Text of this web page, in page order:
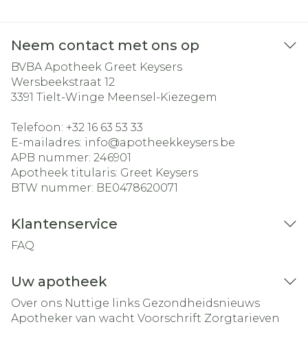
Neem contact met ons op
BVBA Apotheek Greet Keysers
Wersbeekstraat 12
3391 Tielt-Winge Meensel-Kiezegem
Telefoon: +32 16 63 53 33
E-mailadres: info@apotheekkeysers.be
APB nummer: 246901
Apotheek titularis: Greet Keysers
BTW nummer: BE0478620071
Klantenservice
FAQ
Uw apotheek
Over ons Nuttige links Gezondheidsnieuws
Apotheker van wacht Voorschrift Zorgtarieven